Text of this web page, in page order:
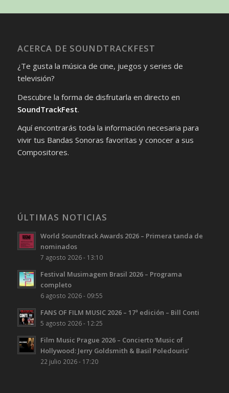
ACERCA DE SOUNDTRACKFEST
¿Te gusta la música de cine, juegos y series de
televisión?
Descubre la forma de disfrutarla en directo en
SoundTrackFest.
Aquí encontrarás toda la información necesaria para
vivir tus Bandas Sonoras favoritas y conocer a sus
Compositores.
ÚLTIMAS NOTICIAS
World Soundtrack Awards 2026 – Primera tanda de
nominados
7 agosto 2026 - 13:10
Festival Musimagem Brasil 2026 – Programa
completo
6 agosto 2026 - 09:55
FANS OF FILM MUSIC 2026 – 17ª edición – Bill Conti
5 agosto 2026 - 12:25
Film Music Prague 2026 – Concierto ‘Music of
Hollywood: Jerry Goldsmith & Basil Poledouris’
22 julio 2026 - 17:20